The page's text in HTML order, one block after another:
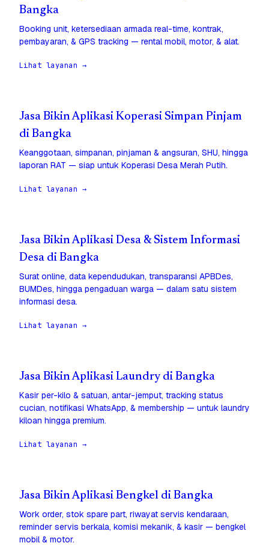
Bangka
Booking unit, ketersediaan armada real-time, kontrak,
pembayaran, & GPS tracking — rental mobil, motor, & alat.
Lihat layanan →
Jasa Bikin Aplikasi Koperasi Simpan Pinjam
di Bangka
Keanggotaan, simpanan, pinjaman & angsuran, SHU, hingga
laporan RAT — siap untuk Koperasi Desa Merah Putih.
Lihat layanan →
Jasa Bikin Aplikasi Desa & Sistem Informasi
Desa di Bangka
Surat online, data kependudukan, transparansi APBDes,
BUMDes, hingga pengaduan warga — dalam satu sistem
informasi desa.
Lihat layanan →
Jasa Bikin Aplikasi Laundry di Bangka
Kasir per-kilo & satuan, antar-jemput, tracking status
cucian, notifikasi WhatsApp, & membership — untuk laundry
kiloan hingga premium.
Lihat layanan →
Jasa Bikin Aplikasi Bengkel di Bangka
Work order, stok spare part, riwayat servis kendaraan,
reminder servis berkala, komisi mekanik, & kasir — bengkel
mobil & motor.